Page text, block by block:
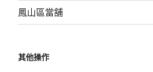
鳳山區當舖
其他操作